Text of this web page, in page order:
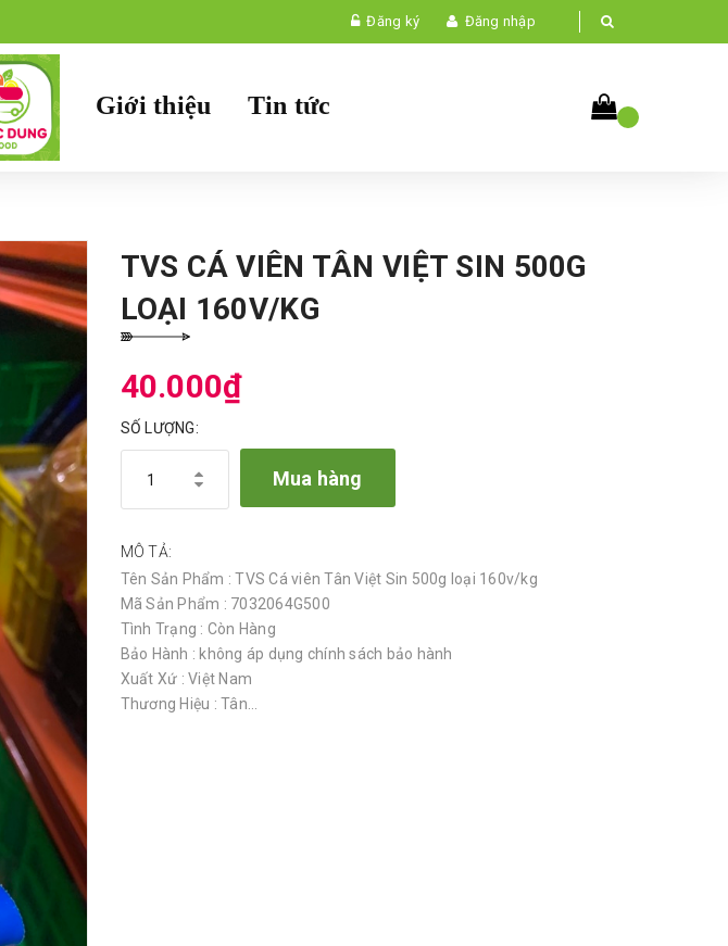
Đăng ký Đăng nhập
Giới thiệu Tin tức
TVS CÁ VIÊN TÂN VIỆT SIN 500G
LOẠI 160V/KG
40.000₫
SỐ LƯỢNG:
Mua hàng
MÔ TẢ:
Tên Sản Phẩm : TVS Cá viên Tân Việt Sin 500g loại 160v/kg
Mã Sản Phẩm : 7032064G500
Tình Trạng : Còn Hàng
Bảo Hành : không áp dụng chính sách bảo hành
Xuất Xứ : Việt Nam
Thương Hiệu : Tân...